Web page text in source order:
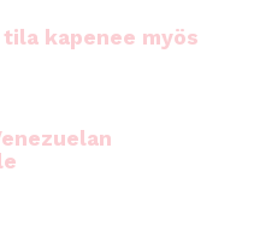
kapenee myös